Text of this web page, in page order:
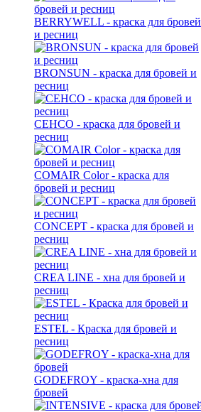
BERRYWELL - краска для бровей
и ресниц
BRONSUN - краска для бровей и
ресниц
CEHCO - краска для бровей и
ресниц
COMAIR Color - краска для
бровей и ресниц
CONCEPT - краска для бровей и
ресниц
CREA LINE - хна для бровей и
ресниц
ESTEL - Краска для бровей и
ресниц
GODEFROY - краска-хна для
бровей